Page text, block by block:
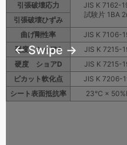
引張破壊応力
JIS K 7162-
試験片 1BA
引張破壊ひずみ
曲げ剛性率
JIS K 7106-
硬度 ショアA
JIS K 7215-
硬度 ショアD
JIS K 7215-
ビカット軟化点
JIS K 7206-
シート表面抵抗率
23℃ ×
← Swipe →